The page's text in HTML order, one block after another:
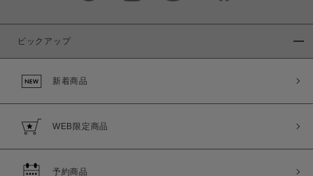
ピックアップ
新着商品
WEB限定商品
予約商品